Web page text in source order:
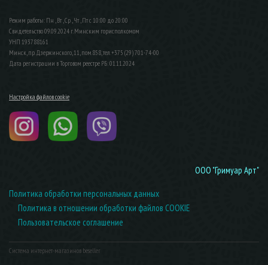
Режим работы: Пн , Вт , Ср , Чт , Пт c 10:00 до 20:00
Свидетельство 09.09.2024 г. Минским горисполкомом
УНП 193788161
Минск, пр. Дзержинского, 11, пом.858, тел. +375 (29) 701-74-00
Дата регистрации в Торговом реестре РБ: 01.11.2024
Настройка файлов cookie
ООО "Гримуар Арт"
Политика обработки персональных данных
Политика в отношении обработки файлов COOKIE
Пользовательское соглашение
Система интернет-магазинов beseller